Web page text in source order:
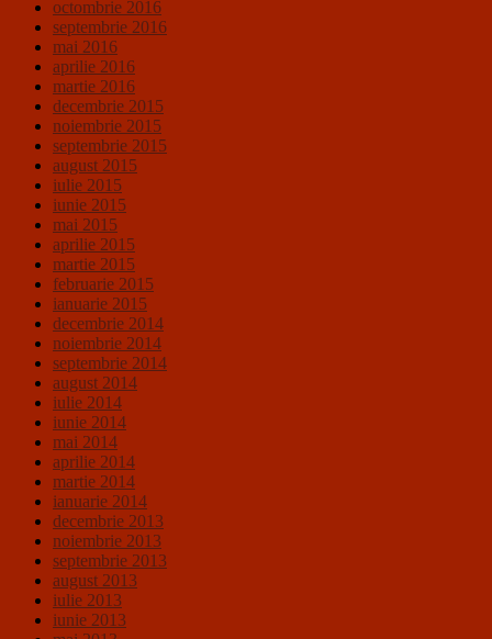
octombrie 2016
septembrie 2016
mai 2016
aprilie 2016
martie 2016
decembrie 2015
noiembrie 2015
septembrie 2015
august 2015
iulie 2015
iunie 2015
mai 2015
aprilie 2015
martie 2015
februarie 2015
ianuarie 2015
decembrie 2014
noiembrie 2014
septembrie 2014
august 2014
iulie 2014
iunie 2014
mai 2014
aprilie 2014
martie 2014
ianuarie 2014
decembrie 2013
noiembrie 2013
septembrie 2013
august 2013
iulie 2013
iunie 2013